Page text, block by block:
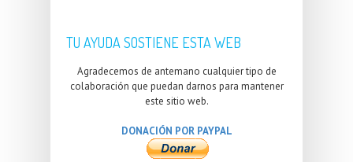
TU AYUDA SOSTIENE ESTA WEB
Agradecemos de antemano cualquier tipo de
colaboración que puedan darnos para mantener
este sitio web.
DONACIÓN POR PAYPAL